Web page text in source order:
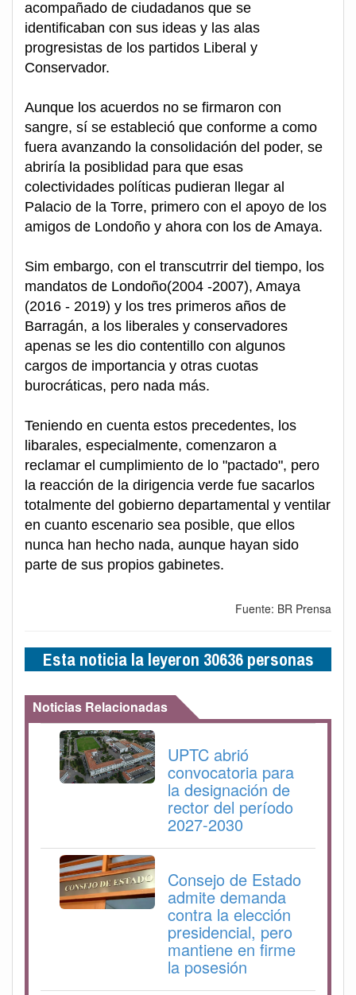
acompañado de ciudadanos que se
identificaban con sus ideas y las alas
progresistas de los partidos Liberal y
Conservador.
Aunque los acuerdos no se firmaron con
sangre, sí se estableció que conforme a como
fuera avanzando la consolidación del poder, se
abriría la posiblidad para que esas
colectividades políticas pudieran llegar al
Palacio de la Torre, primero con el apoyo de los
amigos de Londoño y ahora con los de Amaya.
Sim embargo, con el transcutrrir del tiempo, los
mandatos de Londoño(2004 -2007), Amaya
(2016 - 2019) y los tres primeros años de
Barragán, a los liberales y conservadores
apenas se les dio contentillo con algunos
cargos de importancia y otras cuotas
burocráticas, pero nada más.
Teniendo en cuenta estos precedentes, los
libarales, especialmente, comenzaron a
reclamar el cumplimiento de lo "pactado", pero
la reacción de la dirigencia verde fue sacarlos
totalmente del gobierno departamental y ventilar
en cuanto escenario sea posible, que ellos
nunca han hecho nada, aunque hayan sido
parte de sus propios gabinetes.
Fuente: BR Prensa
Esta noticia la leyeron 30636 personas
Noticias Relacionadas
UPTC abrió
convocatoria para
la designación de
rector del período
2027-2030
Consejo de Estado
admite demanda
contra la elección
presidencial, pero
mantiene en firme
la posesión